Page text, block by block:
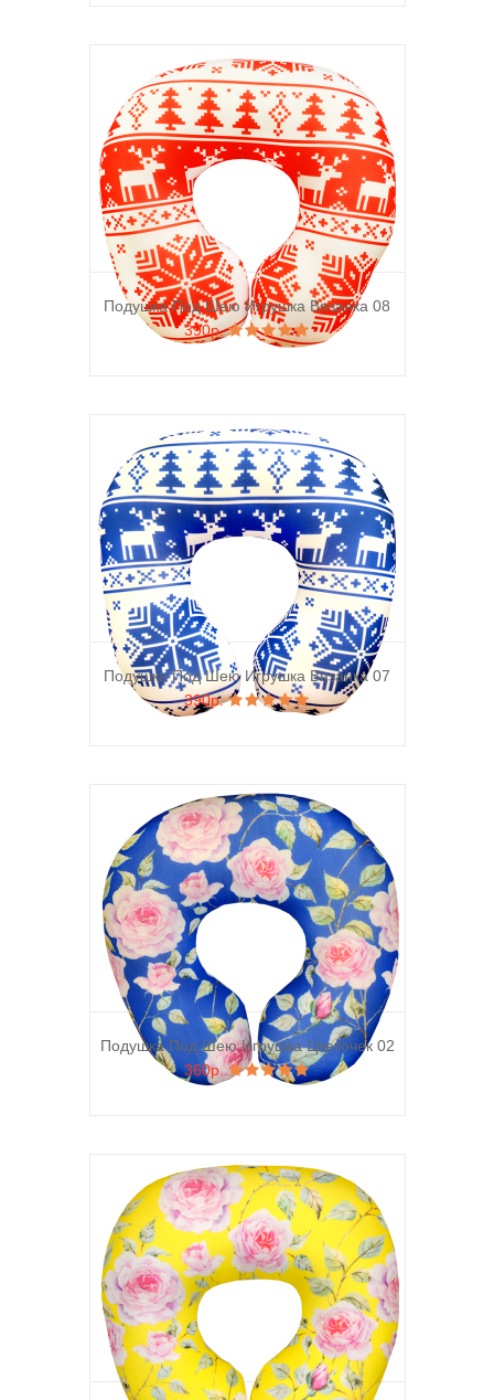
Подушка Под Шею Игрушка Вязанка 08
390р.
Подушка Под Шею Игрушка Вязанка 07
390р.
Подушка Под Шею Игрушка Цветочек 02
360р.